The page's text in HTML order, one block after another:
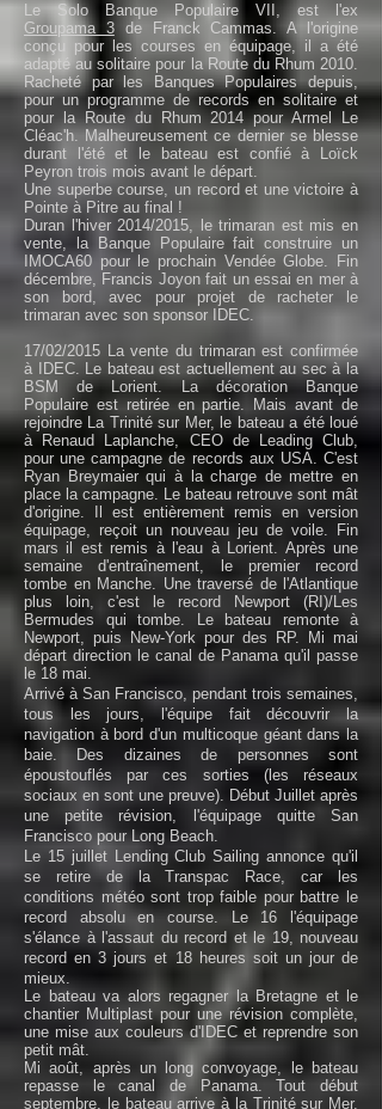
Le Solo Banque Populaire VII, est l'ex
Groupama 3de Franck Cammas. A l'origine
conçu pour les courses en équipage, il a été
adapté au solitaire pour la Route du Rhum 2010.
Racheté par les Banques Populaires depuis,
pour un programme de records en solitaire et
pour la Route du Rhum 2014 pour Armel Le
Cléac'h. Malheureusement ce dernier se blesse
durant l'été et le bateau est confié à Loïck
Peyron trois mois avant le départ.
Une superbe course, un record et une victoire à
Pointe à Pitre au final !
Duran l'hiver 2014/2015, le trimaran est mis en
vente, la Banque Populaire fait construire un
IMOCA60 pour le prochain Vendée Globe. Fin
décembre, Francis Joyon fait un essai en mer à
son bord, avec pour projet de racheter le
trimaran avec son sponsor IDEC.
17/02/2015 La vente du trimaran est confirmée
à IDEC. Le bateau est actuellement au sec à la
BSM de Lorient. La décoration Banque
Populaire est retirée en partie. Mais avant de
rejoindre La Trinité sur Mer, le bateau a été loué
à Renaud Laplanche, CEO de Leading Club,
pour une campagne de records aux USA. C'est
Ryan Breymaier qui à la charge de mettre en
place la campagne. Le bateau retrouve sont mât
d'origine. Il est entièrement remis en version
équipage, reçoit un nouveau jeu de voile. Fin
mars il est remis à l'eau à Lorient. Après une
semaine d'entraînement, le premier record
tombe en Manche. Une traversé de l'Atlantique
plus loin, c'est le record Newport (RI)/Les
Bermudes qui tombe. Le bateau remonte à
Newport, puis New-York pour des RP. Mi mai
départ direction le canal de Panama qu'il passe
le 18 mai.
Arrivé à San Francisco, pendant trois semaines,
tous les jours, l'équipe fait découvrir la
navigation à bord d'un multicoque géant dans la
baie. Des dizaines de personnes sont
époustouflés par ces sorties (les réseaux
sociaux en sont une preuve). Début Juillet après
une petite révision, l'équipage quitte San
Francisco pour Long Beach.
Le 15 juillet Lending Club Sailing annonce qu'il
se retire de la Transpac Race, car les
conditions météo sont trop faible pour battre le
record absolu en course. Le 16 l'équipage
s'élance à l'assaut du record et le 19, nouveau
record en 3 jours et 18 heures soit un jour de
mieux.
Le bateau va alors regagner la Bretagne et le
chantier Multiplast pour une révision complète,
une mise aux couleurs d'IDEC et reprendre son
petit mât.
Mi août, après un long convoyage, le bateau
repasse le canal de Panama. Tout début
septembre, le bateau arrive à la Trinité sur Mer.